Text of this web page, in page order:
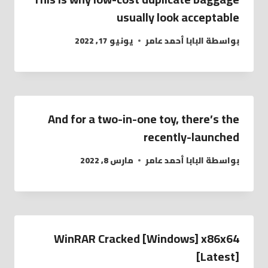
usually look acceptable
بواسطةالبابا أحمد عامر يونيو 17, 2022
And for a two-in-one toy, there’s the
recently-launched
بواسطةالبابا أحمد عامر مارس 8, 2022
WinRAR Cracked [Windows] x86x64
[Latest]